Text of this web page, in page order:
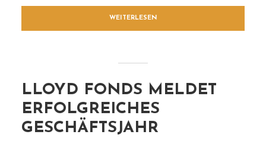
WEITERLESEN
LLOYD FONDS MELDET
ERFOLGREICHES
GESCHÄFTSJAHR